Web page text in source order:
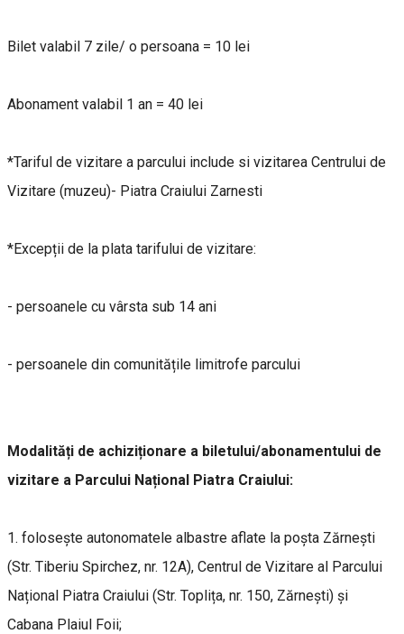
Bilet valabil 7 zile/ o persoana = 10 lei
Abonament valabil 1 an = 40 lei
*Tariful de vizitare a parcului include si vizitarea Centrului de
Vizitare (muzeu)- Piatra Craiului Zarnesti
*Excepții de la plata tarifului de vizitare:
- persoanele cu vârsta sub 14 ani
- persoanele din comunitățile limitrofe parcului
Modalități de achiziționare a biletului/abonamentului de
vizitare a Parcului Național Piatra Craiului:
1. folosește autonomatele albastre aflate la poșta Zărnești
(Str. Tiberiu Spirchez, nr. 12A), Centrul de Vizitare al Parcului
Național Piatra Craiului (Str. Toplița, nr. 150, Zărnești) și
Cabana Plaiul Foii;